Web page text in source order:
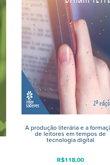
A produção literária e a
de leitores em tempos de
tecnologia digital
R$118,00